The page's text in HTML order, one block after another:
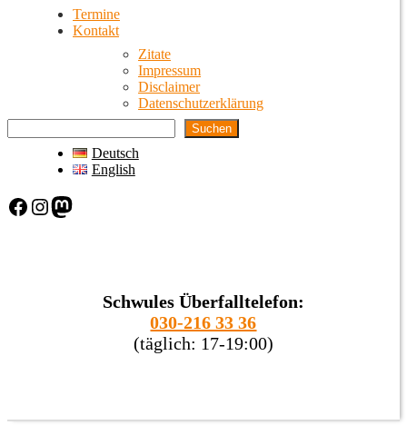
Termine
Kontakt
Zitate
Impressum
Disclaimer
Datenschutzerklärung
Suchen
Deutsch
English
Facebook Instagram Mastodon
Schwules Überfalltelefon:
030-216 33 36
(täglich: 17-19:00)